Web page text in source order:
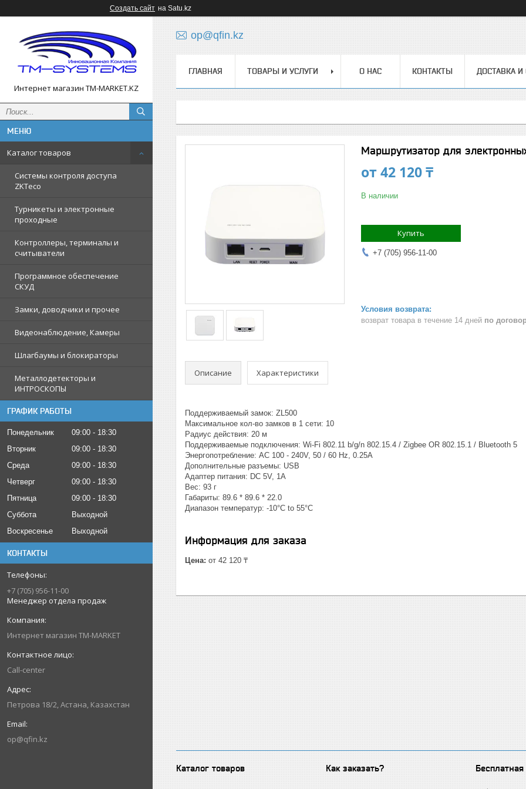
Создать сайт на Satu.kz
Интернет магазин TM-MARKET.KZ
Каталог товаров
Cистемы контроля доступа
ZKTeco
Турникеты и электронные
проходные
Контроллеры, терминалы и
считыватели
Программное обеспечение
СКУД
Замки, доводчики и прочее
Видеонаблюдение, Камеры
Шлагбаумы и блокираторы
Металлодетекторы и
ИНТРОСКОПЫ
ГРАФИК РАБОТЫ
Понедельник 09:00
18:30
Вторник
09:00
18:30
Среда
09:00
18:30
Четверг
09:00
18:30
Пятница
09:00
18:30
Суббота
Выходной
Воскресенье
Выходной
КОНТАКТЫ
+7 (705) 956-11-00
Менеджер отдела продаж
Интернет магазин TM-MARKET
Call-center
Петрова 18/2, Астана, Казахстан
op@qfin.kz
op@qfin.kz
ГЛАВНАЯ ТОВАРЫ И УСЛУГИ О НАС КОНТАКТЫ ДОСТАВКА И
Маршрутизатор для
от42 120 ₸
В наличии
Купить
+7 (705) 956-11-00
возврат товара в течение 14 дней по
Описание Характеристики
Поддерживаемый замок: ZL500
Максимальное кол-во замков в 1 сети: 10
Радиус действия: 20 м
Поддерживаемые подключения: Wi-Fi 802.11 b/g/n 802.15.4 / Zigbee OR 802.15.1 / Bluetooth 5
Энергопотребление: AC 100 - 240V, 50 / 60 Hz, 0.25A
Дополнительные разъемы: USB
Адаптер питания: DC 5V, 1A
Вес: 93 г
Габариты: 89.6 * 89.6 * 22.0
Диапазон температур: -10°C to 55°C
Информация для заказа
Цена: от 42 120 ₸
Каталог товаров Как заказать?